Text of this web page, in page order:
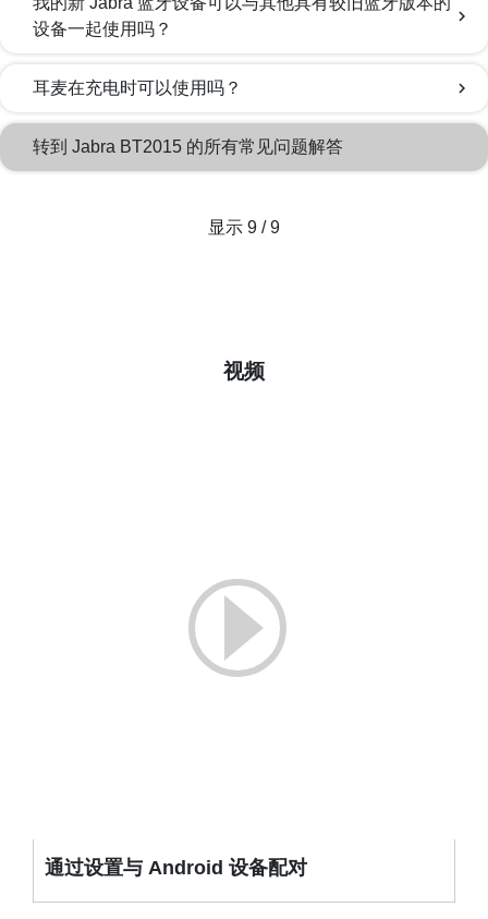
设备一起使用吗？
chevron_right
耳麦在充电时可以使用吗？ chevron_right
转到 Jabra BT2015 的所有常见问题解答
显示 9 / 9
视频
通过设置与 Android 设备配对